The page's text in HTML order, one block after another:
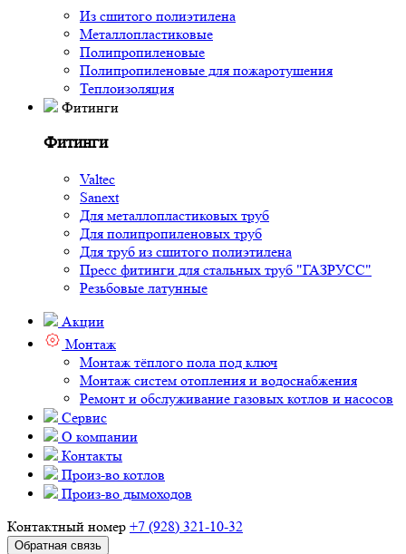
Из сшитого полиэтилена
Металлопластиковые
Полипропиленовые
Полипропиленовые для пожаротушения
Теплоизоляция
Фитинги
Фитинги
Valtec
Sanext
Для металлопластиковых труб
Для полипропиленовых труб
Для труб из сшитого полиэтилена
Пресс фитинги для стальных труб "ГАЗРУСС"
Резьбовые латунные
Акции
Монтаж
Монтаж тёплого пола под ключ
Монтаж систем отопления и водоснабжения
Ремонт и обслуживание газовых котлов и насосов
Сервис
О компании
Контакты
Произ-во котлов
Произ-во дымоходов
Контактный номер +7 (928) 321-10-32
Обратная связь